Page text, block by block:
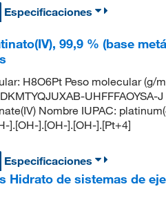
Especificaciones
99,9 % (base
H8O6Pt Peso molecular (g/
Nombre IUPAC:
].[OH-].[OH-].[OH-].[Pt+4]
Especificaciones
Hidrato de sistemas de